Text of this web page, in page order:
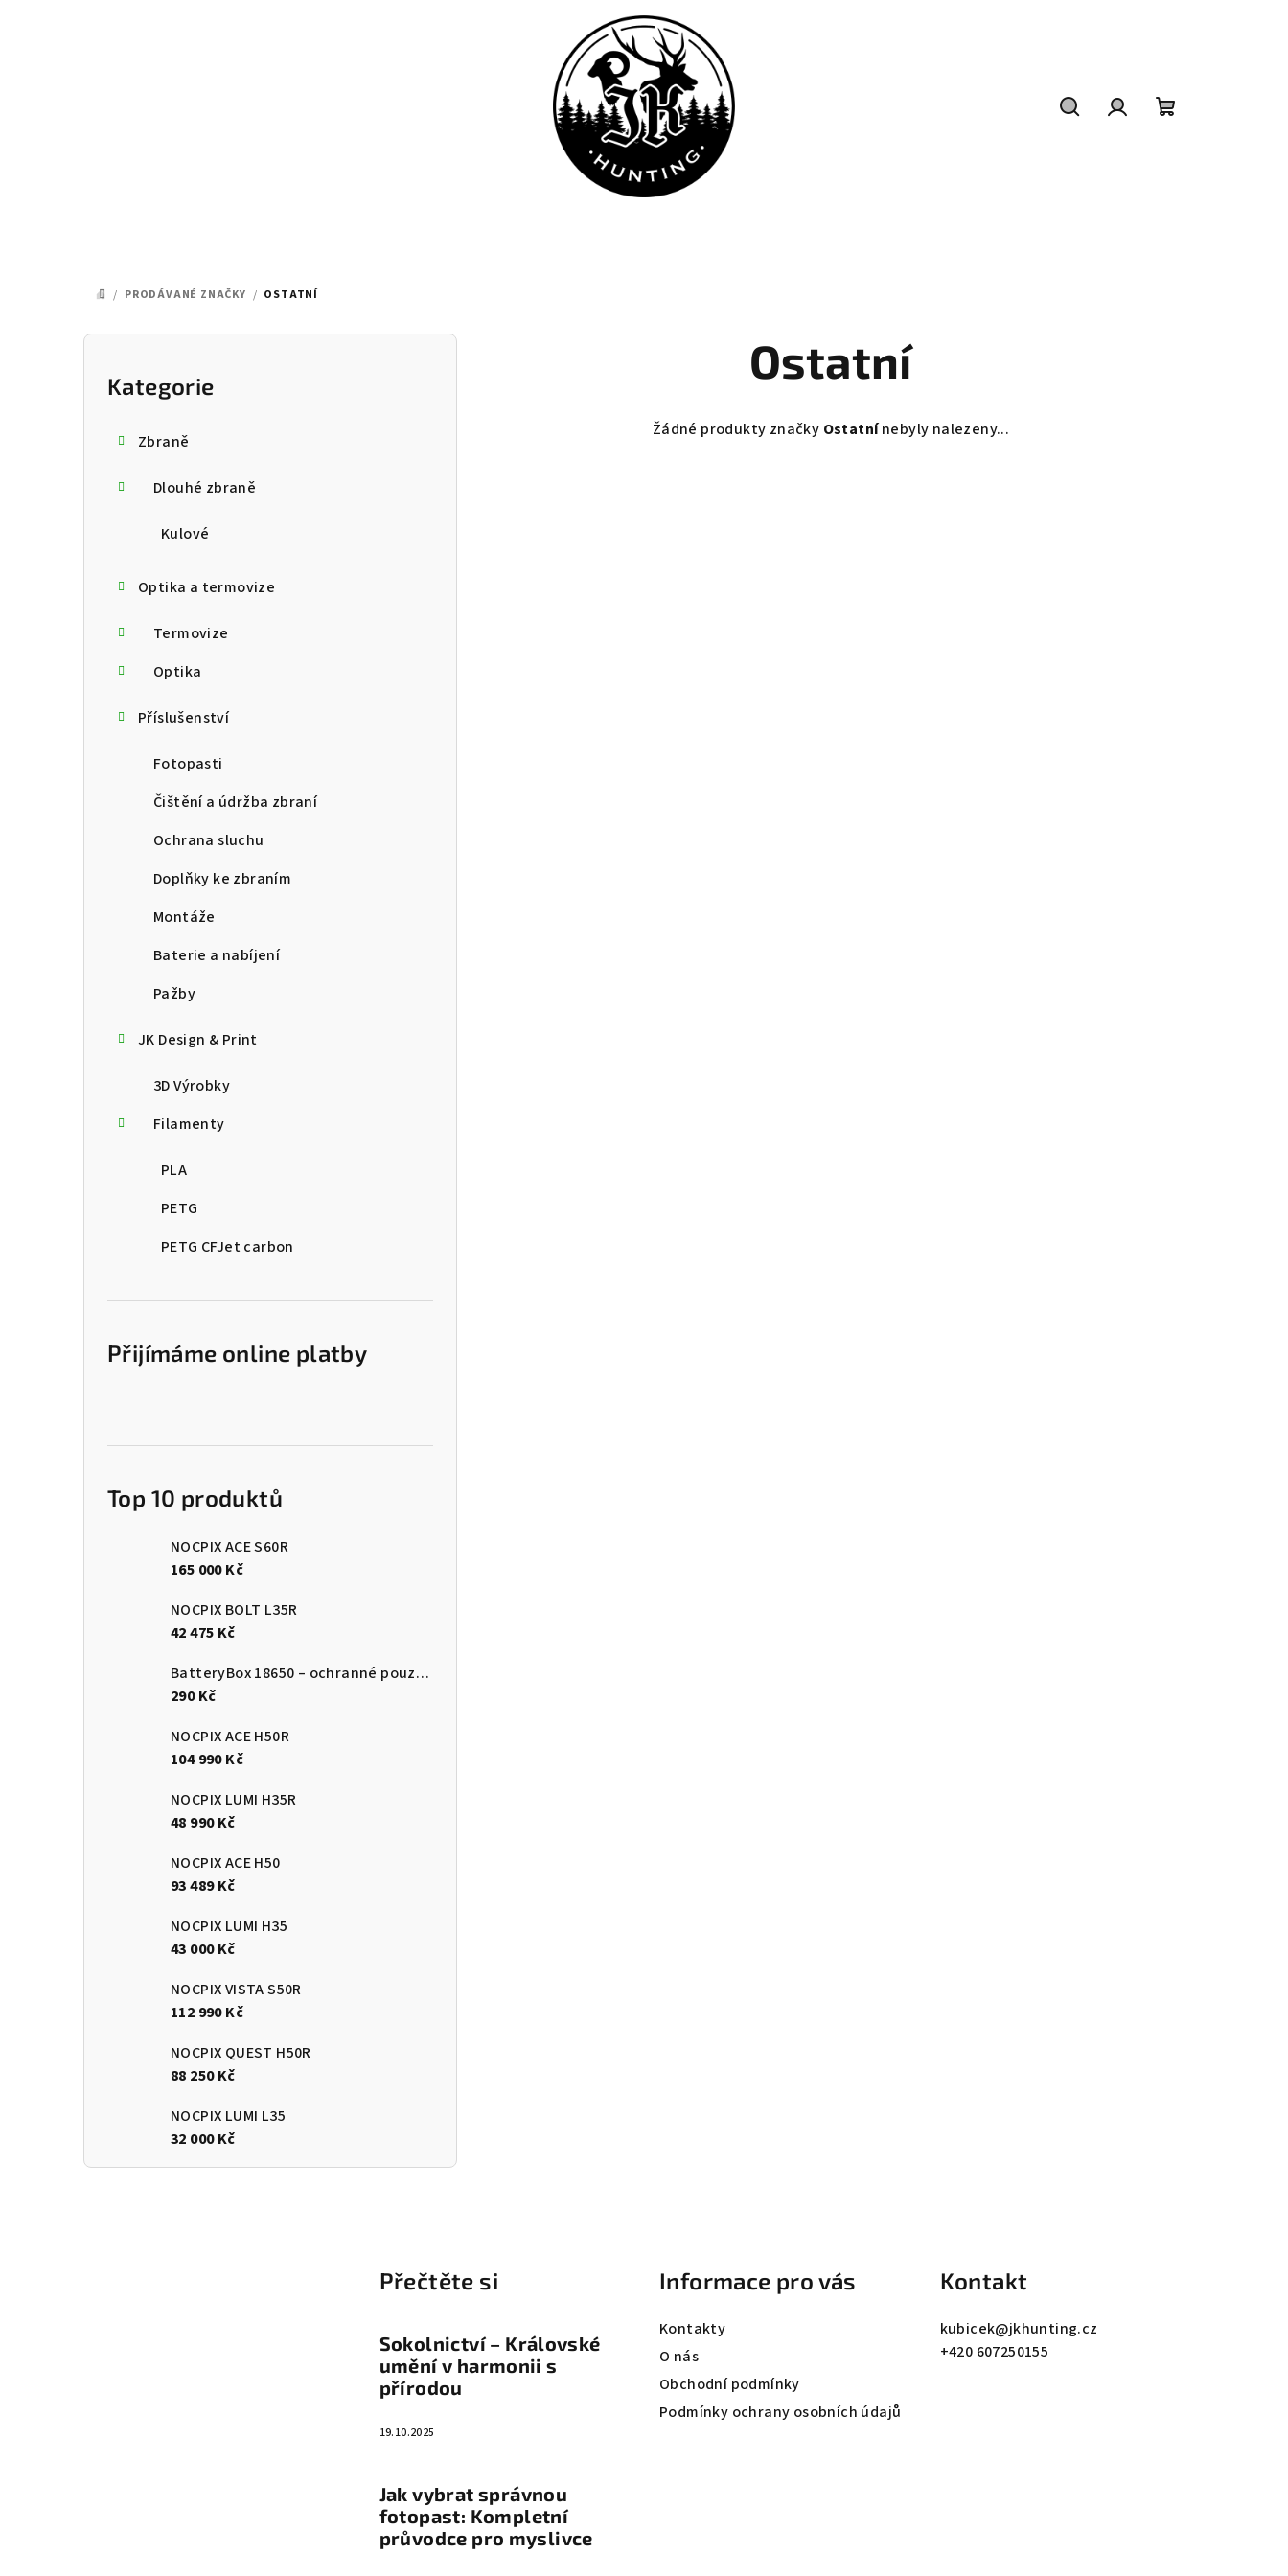
DOMŮ
/ PRODÁVANÉ ZNAČKY / OSTATNÍ
P
Přeskočit
kategorie
Kategorie
Zbraně
Dlouhé zbraně
Kulové
Optika a termovize
Termovize
Optika
Příslušenství
Fotopasti
Čištění a údržba zbraní
Ochrana sluchu
Doplňky ke zbraním
Montáže
Baterie a nabíjení
Pažby
JK Design & Print
3D Výrobky
Filamenty
PLA
PETG
PETG CFJet carbon
Přijímáme online platby
Top 10 produktů
NOCPIX ACE S60R
165 000 Kč
NOCPIX BOLT L35R
42 475 Kč
BatteryBox 18650 – ochranné pouzdro na baterie
290 Kč
NOCPIX ACE H50R
104 990 Kč
NOCPIX LUMI H35R
48 990 Kč
NOCPIX ACE H50
93 489 Kč
NOCPIX LUMI H35
43 000 Kč
NOCPIX VISTA S50R
112 990 Kč
NOCPIX QUEST H50R
88 250 Kč
NOCPIX LUMI L35
32 000 Kč
Ostatní
Žádné produkty značky Ostatnínebyly nalezeny...
Přečtěte si
Sokolnictví – Královské
umění v harmonii s
přírodou
19.10.2025
Jak vybrat správnou
fotopast: Kompletní
průvodce pro myslivce
Informace pro vás
Kontakty
O nás
Obchodní podmínky
Podmínky ochrany osobních údajů
Kontakt
kubicek@jkhunting.cz
+420 607250155